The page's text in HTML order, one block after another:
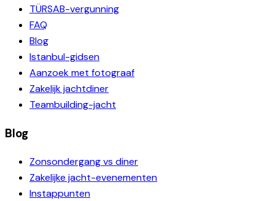
TÜRSAB-vergunning
FAQ
Blog
Istanbul-gidsen
Aanzoek met fotograaf
Zakelijk jachtdiner
Teambuilding-jacht
Blog
Zonsondergang vs diner
Zakelijke jacht-evenementen
Instappunten